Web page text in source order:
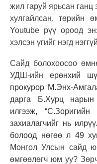
жил гаруй ярьсан ганц
хулгайлсан, төрийн
Youtube рүү ороод
хэлсэн үгийг нэгд
Сайд болохоосоо
УДШ-ийнерөнхий
прокурор М.Энх-
дарга Б.Хурц нарын
илгээж, “С.Зоригийн
захиалагчийг нь
болоод нөгөө л 49
Монгол Улсын сайд
өмгөөлөгч юм уу?